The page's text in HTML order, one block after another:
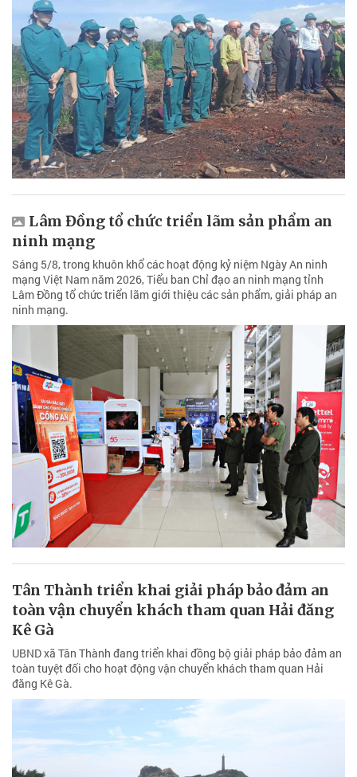
Lâm Đồng tổ chức triển lãm sản phẩm an
ninh mạng
Sáng 5/8, trong khuôn khổ các hoạt động kỷ niệm Ngày An ninh
mạng Việt Nam năm 2026, Tiểu ban Chỉ đạo an ninh mạng tỉnh
Lâm Đồng tổ chức triển lãm giới thiệu các sản phẩm, giải pháp an
ninh mạng.
Tân Thành triển khai giải pháp bảo đảm an
toàn vận chuyển khách tham quan Hải đăng
Kê Gà
UBND xã Tân Thành đang triển khai đồng bộ giải pháp bảo đảm an
toàn tuyệt đối cho hoạt động vận chuyển khách tham quan Hải
đăng Kê Gà.